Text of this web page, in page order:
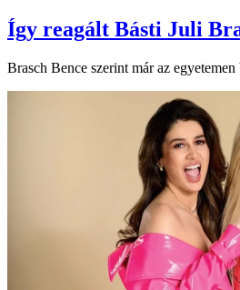
Így reagált Básti Juli
Brasch Bence szerint már az